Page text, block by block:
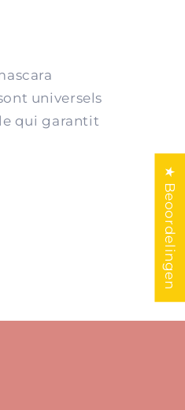
universels
qui garantit
★ Beoordelingen